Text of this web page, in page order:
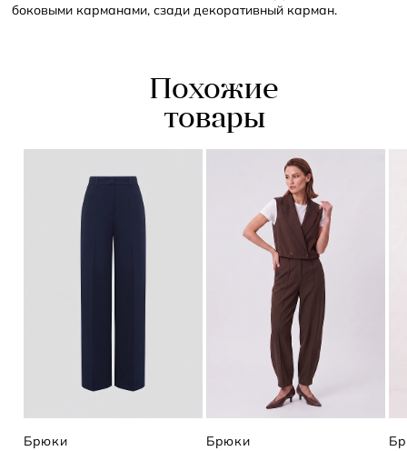
боковыми карманами, сзади декоративный карман.
Похожие
товары
Брюки
Брюки